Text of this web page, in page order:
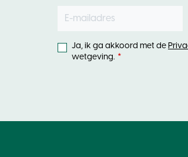
Leave
blankJa, ik ga akkoord met de
wetgeving.